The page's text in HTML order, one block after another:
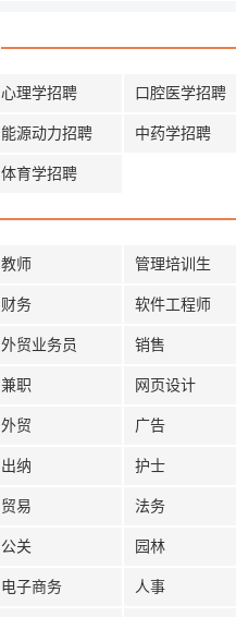
心理学招聘 口腔医学招聘
能源动力招聘 中药学招聘
体育学招聘
教师 管理培训生
财务 软件工程师
外贸业务员 销售
兼职 网页设计
外贸 广告
出纳 护士
贸易 法务
公关 园林
电子商务 人事